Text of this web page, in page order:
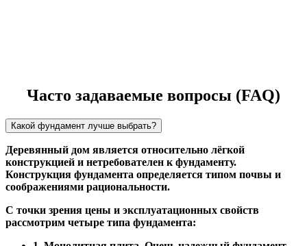
Часто задаваемые вопросы (FAQ)
Какой фундамент лучше выбрать?
Деревянный дом является относительно лёгкой
конструкцией и нетребователен к фундаменту.
Конструкция фундамента определяется типом почвы и
соображениями рациональности.
С точки зрения цены и эксплуатационных свойств
рассмотрим четыре типа фундамента: